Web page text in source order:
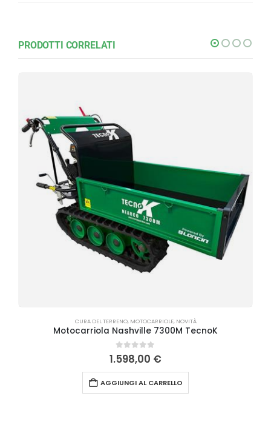
PRODOTTI CORRELATI
CURA DEL TERRENO, MOTOCARRIOLE, NOVITÀ
Motocarriola Nashville 7300M TecnoK
0Su 5
1.598,00 €
AGGIUNGI AL CARRELLO